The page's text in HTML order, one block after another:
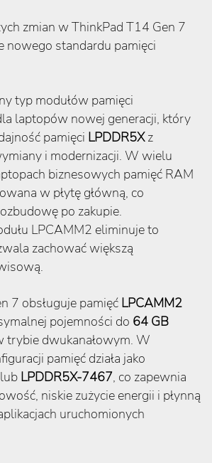
zmian w ThinkPad T14 Gen 7
nowego standardu pamięci
typ modułów pamięci
laptopów nowej generacji, który
pamięci LPDDR5Xz
i modernizacji. W wielu
biznesowych pamięć RAM
w płytę główną, co
po zakupie.
LPCAMM2 eliminuje to
zachować większą
7 obsługuje pamięć LPCAMM2
pojemności do 64 GB
trybie dwukanałowym. W
pamięć działa jako
lub LPDDR5X-7467, co zapewnia
niskie zużycie energii i płynną
uruchomionych